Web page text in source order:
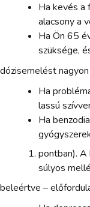
Ha kevés a
alacsony a
Ha Ön 65
szüksége,
dózisemelést
Ha
lassú
Ha
pontban). A
súlyos
beleértve –